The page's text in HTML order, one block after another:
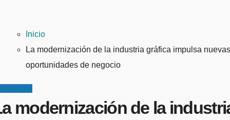
Inicio
La modernización de la industria gráfica impulsa nuevas
oportunidades de negocio
modernización de la